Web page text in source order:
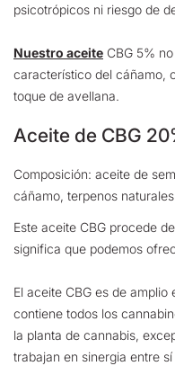
psicotrópicos ni riesgo de
Nuestro aceite CBG 5%
característico del cáñamo,
toque de avellana.
Aceite de CBG
Composición: aceite de
cáñamo, terpenos
Este aceite CBG procede
significa que podemos
El aceite CBG es de
contiene todos los
la planta de cannabis,
trabajan en sinergia entre